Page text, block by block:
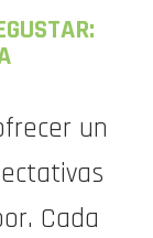
un
Cada